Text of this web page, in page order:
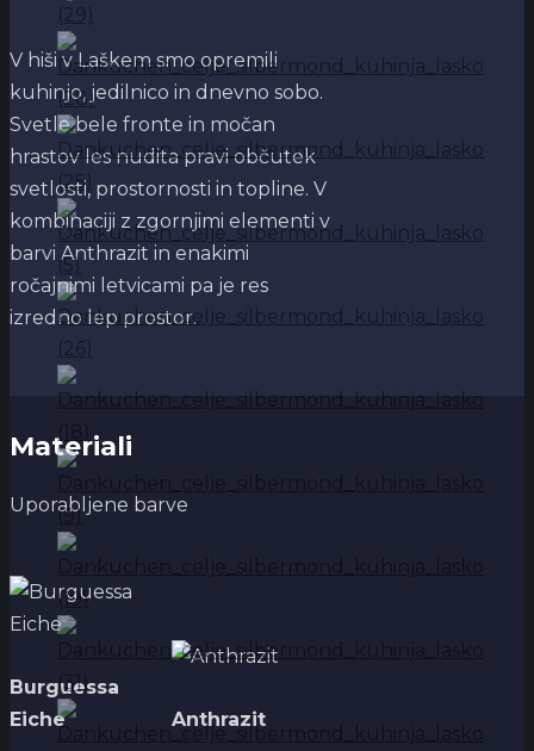
V hiši v Laškem smo opremili
kuhinjo, jedilnico in dnevno sobo.
Svetle bele fronte in močan
hrastov les nudita pravi občutek
svetlosti, prostornosti in topline. V
kombinaciji z zgornjimi elementi v
barvi Anthrazit in enakimi
ročajnimi letvicami pa je res
izredno lep prostor.
Materiali
Uporabljene barve
Burguessa
Eiche
Anthrazit